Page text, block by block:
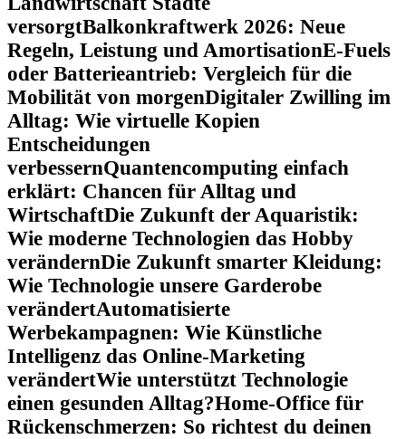
versorgtBalkonkraftwerk 2026: Neue
Regeln, Leistung und AmortisationE-Fuels
oder Batterieantrieb: Vergleich für die
Mobilität von morgenDigitaler Zwilling im
Alltag: Wie virtuelle Kopien
Entscheidungen
verbessernQuantencomputing einfach
erklärt: Chancen für Alltag und
WirtschaftDie Zukunft der Aquaristik:
Wie moderne Technologien das Hobby
verändernDie Zukunft smarter Kleidung:
Wie Technologie unsere Garderobe
verändertAutomatisierte
Werbekampagnen: Wie Künstliche
Intelligenz das Online-Marketing
verändertWie unterstützt Technologie
einen gesunden Alltag?Home-Office für
Rückenschmerzen: So richtest du deinen